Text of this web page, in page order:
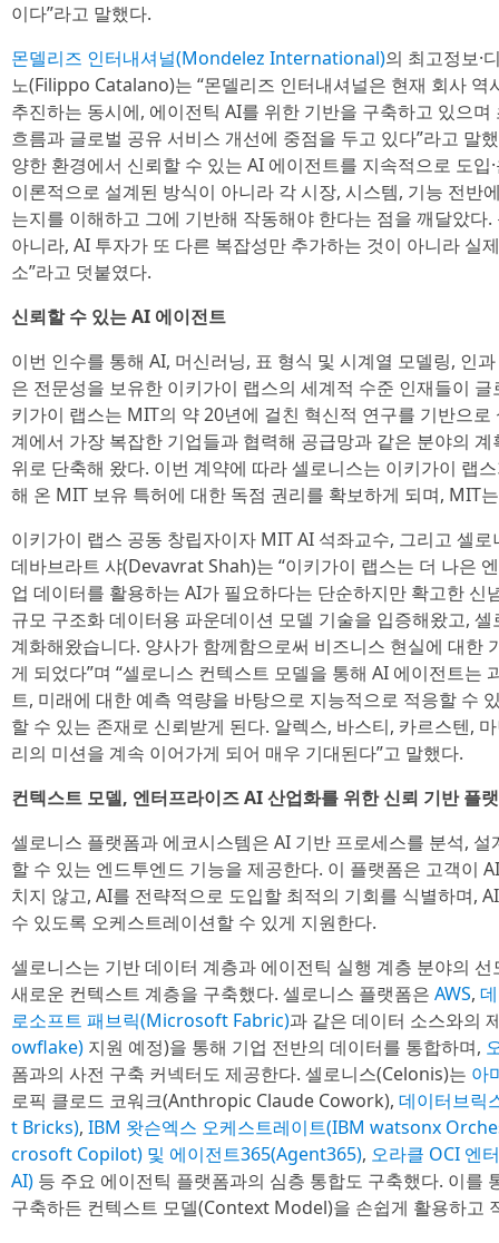
이다”라고 말했다.
몬델리즈 인터내셔널(Mondelez International)의 최고정보·
노(Filippo Catalano)는 “몬델리즈 인터내셔널은 현재 회사 역
추진하는 동시에, 에이전틱 AI를 위한 기반을 구축하고 있으
흐름과 글로벌 공유 서비스 개선에 중점을 두고 있다”라고 말
양한 환경에서 신뢰할 수 있는 AI 에이전트를 지속적으로 도
이론적으로 설계된 방식이 아니라 각 시장, 시스템, 기능 전반
는지를 이해하고 그에 기반해 작동해야 한다는 점을 깨달았다
아니라, AI 투자가 또 다른 복잡성만 추가하는 것이 아니라 실
소”라고 덧붙였다.
신뢰할 수 있는 AI 에이전트
이번 인수를 통해 AI, 머신러닝, 표 형식 및 시계열 모델링, 인
은 전문성을 보유한 이키가이 랩스의 세계적 수준 인재들이
키가이 랩스는 MIT의 약 20년에 걸친 혁신적 연구를 기반으
계에서 가장 복잡한 기업들과 협력해 공급망과 같은 분야의
위로 단축해 왔다. 이번 계약에 따라 셀로니스는 이키가이 랩
해 온 MIT 보유 특허에 대한 독점 권리를 확보하게 되며, MIT
이키가이 랩스 공동 창립자이자 MIT AI 석좌교수, 그리고 셀
데바브라트 샤(Devavrat Shah)는 “이키가이 랩스는 더 나은
업 데이터를 활용하는 AI가 필요하다는 단순하지만 확고한 신
규모 구조화 데이터용 파운데이션 모델 기술을 입증해왔고,
계화해왔습니다. 양사가 함께함으로써 비즈니스 현실에 대한
게 되었다”며 “셀로니스 컨텍스트 모델을 통해 AI 에이전트는
트, 미래에 대한 예측 역량을 바탕으로 지능적으로 적응할 수
할 수 있는 존재로 신뢰받게 된다. 알렉스, 바스티, 카르스텐,
리의 미션을 계속 이어가게 되어 매우 기대된다”고 말했다.
컨텍스트 모델, 엔터프라이즈 AI 산업화를 위한 신뢰 기반 플
셀로니스 플랫폼과 에코시스템은 AI 기반 프로세스를 분석,
할 수 있는 엔드투엔드 기능을 제공한다. 이 플랫폼은 고객이
치지 않고, AI를 전략적으로 도입할 최적의 기회를 식별하며,
수 있도록 오케스트레이션할 수 있게 지원한다.
셀로니스는 기반 데이터 계층과 에이전틱 실행 계층 분야의
새로운 컨텍스트 계층을 구축했다. 셀로니스 플랫폼은 AWS,
로소프트 패브릭(Microsoft Fabric)과 같은 데이터 소스와의
owflake) 지원 예정)을 통해 기업 전반의 데이터를 통합하며,
폼과의 사전 구축 커넥터도 제공한다. 셀로니스(Celonis)는 아
로픽 클로드 코워크(Anthropic Claude Cowork), 데이터브릭
t Bricks), IBM 왓슨엑스 오케스트레이트(IBM watsonx
crosoft Copilot) 및 에이전트365(Agent365), 오라클 OCI 엔
AI) 등 주요 에이전틱 플랫폼과의 심층 통합도 구축했다. 이를
구축하든 컨텍스트 모델(Context Model)을 손쉽게 활용하고